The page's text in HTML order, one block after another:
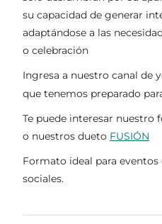
su capacidad de generar
adaptándose a las
o celebración
Ingresa a nuestro canal de
que tenemos preparado
Te puede interesar nuestro
o nuestros dueto FUSIÓN
Formato ideal para
sociales.